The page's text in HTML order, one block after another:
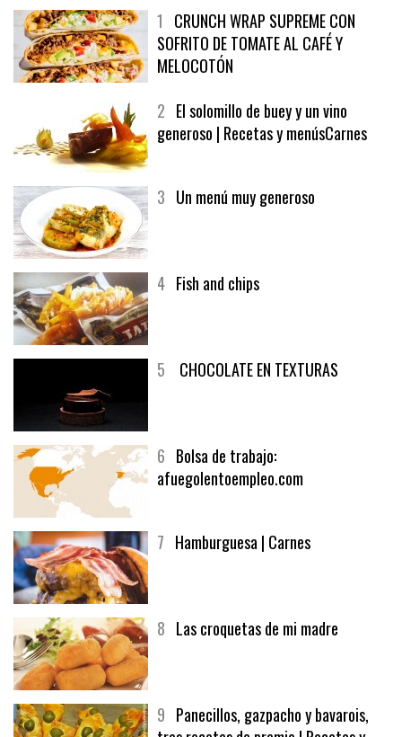
1CRUNCH WRAP SUPREME CON
SOFRITO DE TOMATE AL CAFÉ Y
MELOCOTÓN
2El solomillo de buey y un vino
6Bolsa de trabajo: